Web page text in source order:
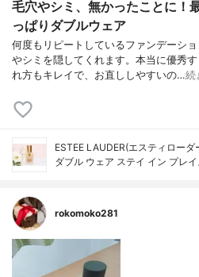
毛穴やシミ、無かったことに！
っぱりダブルウェア
何度もリピートしているファンデーシ
やシミを隠してくれます。本当に優秀
れ方もキレイで、お直ししやすいの…続
ESTEE LAUDER(エスティローダ
ダブル ウェア ステイ イン プレ
rokomoko281